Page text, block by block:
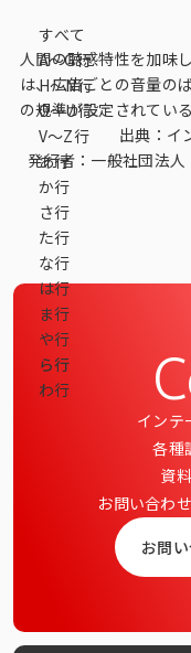
サービス一覧
サービストップ
マーケティングリ
データベース
データ解析・予測
マーケティング支援
マーケティングDX
課題から探す
市場・顧客理解
戦略設計に関す
商品／サービス
施策実行に関す
すべて
A〜G行
H〜N行
O〜U行
V～Z行
あ行
か行
さ行
た行
な行
は行
ま行
や行
ら行
わ行
人間の聴感特性を加味
は、広告ごとの音量の
の規準が設定されてい
出典：イ
発行者： 一般社団法人
インテ
各種
資
お問い合わ
お問